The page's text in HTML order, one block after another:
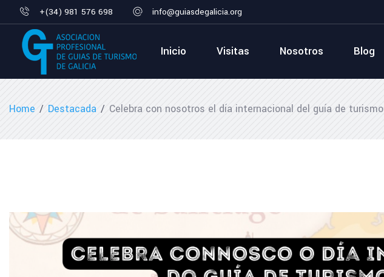
+(34) 981 576 698 info@guiasdegalicia.org
Inicio Visitas Nosotros Blog
Home / Destacada / Celebra con nosotros el día internacional del guía de turismo